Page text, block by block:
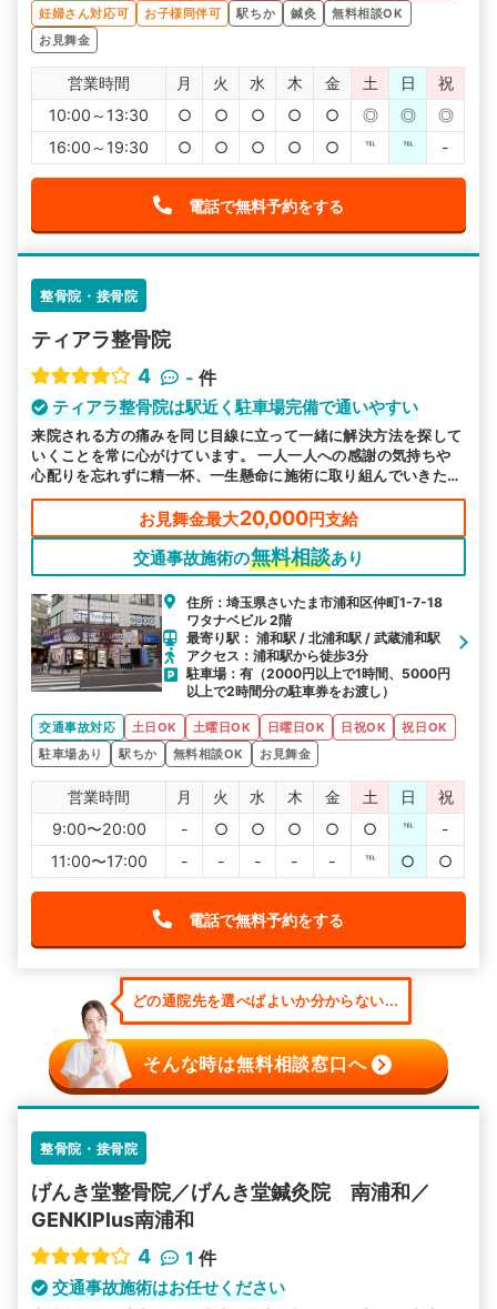
妊婦さん対応可
お子様同伴可 駅ちか 鍼灸
無料相談OK
お見舞金
営業時間 月 火 水 木 金 土 日
祝
10:00～13:30
○ ○ ○ ○ ○ ◎ ◎
◎
16:00～19:30
○ ○ ○ ○ ○ ℡ ℡ -
電話で無料予約をする
整骨院・接骨院
ティアラ整骨院
4
- 件
ティアラ整骨院は駅近く駐車場完備で通いやすい
来院される方の痛みを同じ目線に立って一緒に解決方法を探して
いくことを常に心がけています。 一人一人への感謝の気持ちや
心配りを忘れずに精一杯、一生懸命に施術に取り組んでいきたい
と思っています。お気軽にご相談ください。
お見舞金最大20,000円支給
交通事故施術の無料相談あり
住所：埼玉県さいたま市浦和区仲町1-7-18
ワタナベビル 2階
最寄り駅： 浦和駅 / 北浦和駅 / 武蔵浦和駅
アクセス：浦和駅から徒歩3分
駐車場：有（2000円以上で1時間、5000円
以上で2時間分の駐車券をお渡し）
交通事故対応 土日OK 土曜日OK 日曜日OK 日祝OK
祝日OK
駐車場あり
駅ちか 無料相談OK お見舞金
営業時間 月 火 水 木 金 土 日
祝
9:00〜20:00
- ○ ○ ○ ○ ○ ℡
-
11:00〜17:00
- - - - - ℡ ○ ○
電話で無料予約をする
どの通院先を選べばよいか分からない...
そんな時は無料相談窓口へ
整骨院・接骨院
げんき堂整骨院／げんき堂鍼灸院 南浦和／
GENKIPlus南浦和
4
1 件
交通事故施術はお任せください